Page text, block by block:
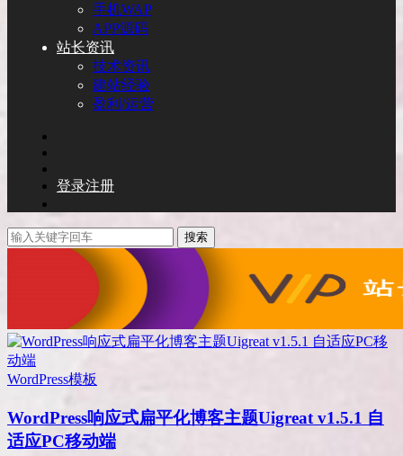
手机WAP
APP源码
站长资讯
技术资讯
建站经验
盈利/运营
登录注册
搜索
WordPress模板
WordPress响应式扁平化博客主题Uigreat v1.5.1 自
适应PC移动端